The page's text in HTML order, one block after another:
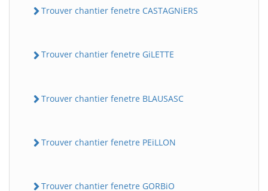
Trouver chantier fenetre CASTAGNiERS
Trouver chantier fenetre GiLETTE
Trouver chantier fenetre BLAUSASC
Trouver chantier fenetre PEiLLON
Trouver chantier fenetre GORBiO